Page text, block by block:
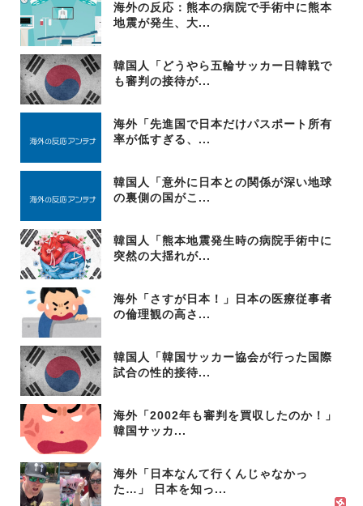
海外の反応：熊本の病院で手術中に熊本
地震が発生、大...
韓国人「どうやら五輪サッカー日韓戦で
も審判の接待が...
海外「先進国で日本だけパスポート所有
率が低すぎる、...
韓国人「意外に日本との関係が深い地球
の裏側の国がこ...
韓国人「熊本地震発生時の病院手術中に
突然の大揺れが...
海外「さすが日本！」日本の医療従事者
の倫理観の高さ...
韓国人「韓国サッカー協会が行った国際
試合の性的接待...
海外「2002年も審判を買収したのか！」
韓国サッカ...
海外「日本なんて行くんじゃなかっ
た…」 日本を知っ...